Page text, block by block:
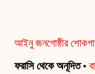
আইনু জনগোষ্ঠীর
ফরাসি থেকে অনূদিত•